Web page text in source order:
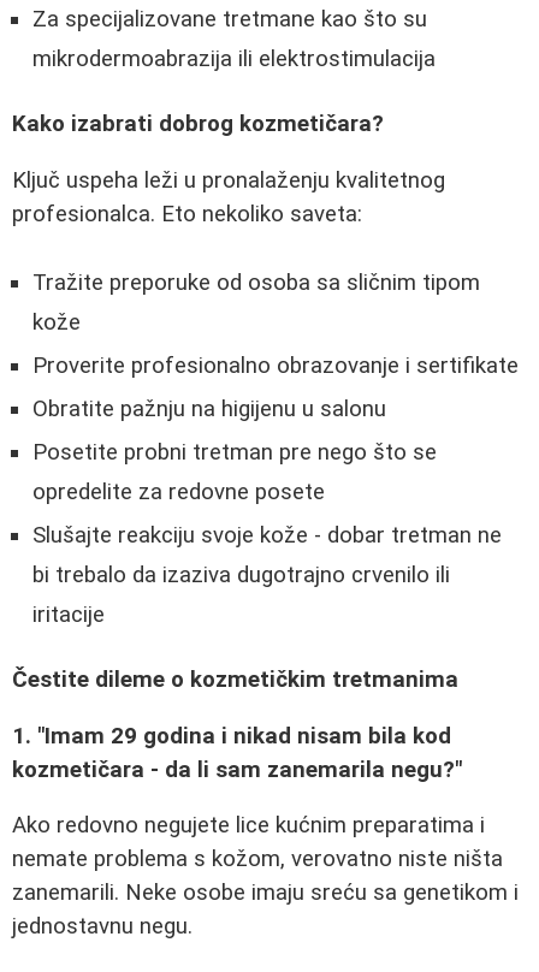
Za specijalizovane tretmane kao što su
mikrodermoabrazija ili elektrostimulacija
Kako izabrati dobrog kozmetičara?
Ključ uspeha leži u pronalaženju kvalitetnog
profesionalca. Eto nekoliko saveta:
Tražite preporuke od osoba sa sličnim tipom
kože
Proverite profesionalno obrazovanje i sertifikate
Obratite pažnju na higijenu u salonu
Posetite probni tretman pre nego što se
opredelite za redovne posete
Slušajte reakciju svoje kože - dobar tretman ne
bi trebalo da izaziva dugotrajno crvenilo ili
iritacije
Čestite dileme o kozmetičkim tretmanima
1. "Imam 29 godina i nikad nisam bila kod
kozmetičara - da li sam zanemarila negu?"
Ako redovno negujete lice kućnim preparatima i
nemate problema s kožom, verovatno niste ništa
zanemarili. Neke osobe imaju sreću sa genetikom i
jednostavnu negu.